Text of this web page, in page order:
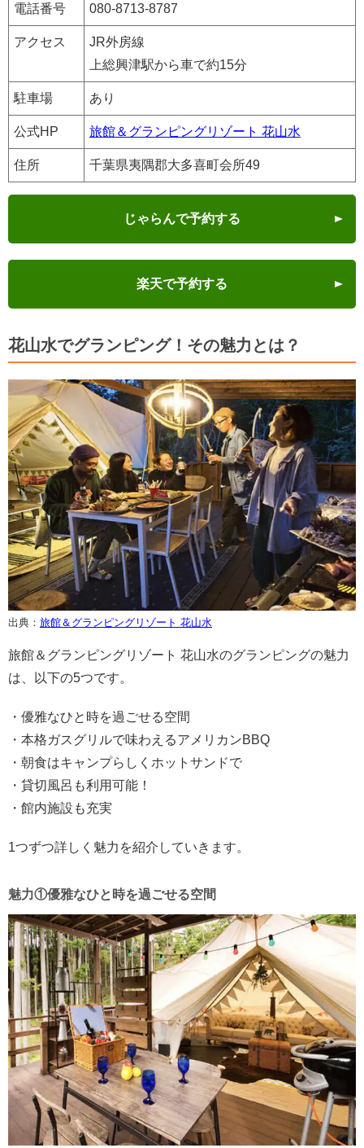
電話番号 080-8713-8787
アクセス
JR外房線
上総興津駅から車で約15分
駐車場 あり
公式HP 旅館＆グランピングリゾート 花山水
住所 千葉県夷隅郡大多喜町会所49
じゃらんで予約する
楽天で予約する
花山水でグランピング！その魅力とは？
出典： 旅館＆グランピングリゾート 花山水
旅館＆グランピングリゾート 花山水のグランピングの魅力
は、以下の5つです。
・優雅なひと時を過ごせる空間
・本格ガスグリルで味わえるアメリカンBBQ
・朝食はキャンプらしくホットサンドで
・貸切風呂も利用可能！
・館内施設も充実
1つずつ詳しく魅力を紹介していきます。
魅力①優雅なひと時を過ごせる空間